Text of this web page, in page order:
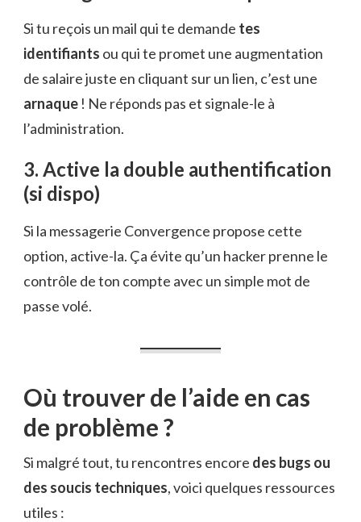
Si tu reçois un mail qui te demande tes
identifiants ou qui te promet une augmentation
de salaire juste en cliquant sur un lien, c’est une
arnaque ! Ne réponds pas et signale-le à
l’administration.
3. Active la double authentification
(si dispo)
Si la messagerie Convergence propose cette
option, active-la. Ça évite qu’un hacker prenne le
contrôle de ton compte avec un simple mot de
passe volé.
Où trouver de l’aide en cas
de problème ?
Si malgré tout, tu rencontres encore des bugs ou
des soucis techniques, voici quelques ressources
utiles :